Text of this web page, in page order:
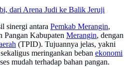
dari Arena Judi ke Balik Jeruji
sinergi antara Pemkab Merangin,
Pangan Kabupaten Merangin, dengan
(TPID). Tujuannya jelas, yakni
meringankan beban ekonomi
mudah terhadap bahan pangan.